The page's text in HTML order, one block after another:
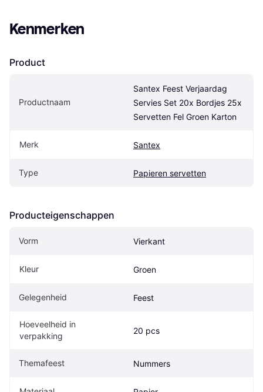
Kenmerken
Product
Productnaam
Santex Feest Verjaardag
Servies Set 20x Bordjes 25x
Servetten Fel Groen Karton
Merk Santex
Type Papieren servetten
Producteigenschappen
Vorm Vierkant
Kleur Groen
Gelegenheid Feest
Hoeveelheid in
verpakking
20 pcs
Themafeest Nummers